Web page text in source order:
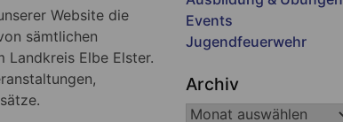
Website die
sämtlichen
Landkreis Elbe Elster.
Events
Jugendfeuerwehr
Archiv